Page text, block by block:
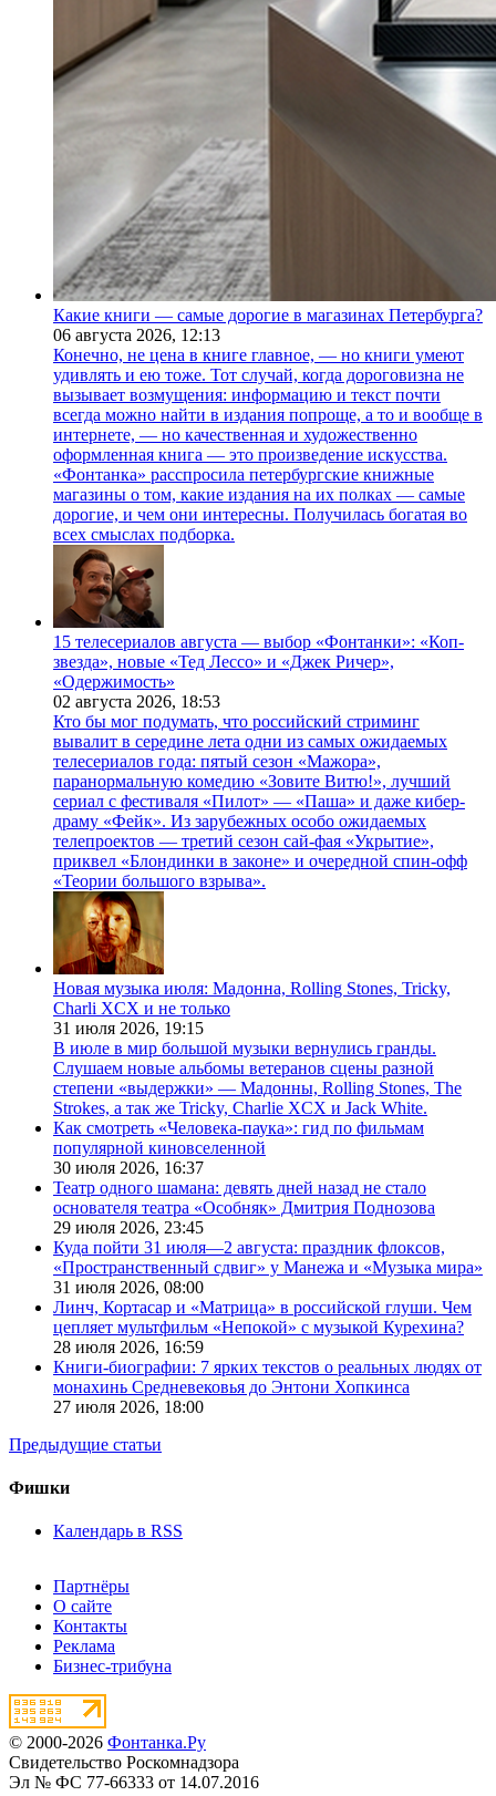
Какие книги — самые дорогие в магазинах Петербурга?
06 августа 2026, 12:13
Конечно, не цена в книге главное, — но книги умеют
удивлять и ею тоже. Тот случай, когда дороговизна не
вызывает возмущения: информацию и текст почти
всегда можно найти в издания попроще, а то и вообще в
интернете, — но качественная и художественно
оформленная книга — это произведение искусства.
«Фонтанка» расспросила петербургские книжные
магазины о том, какие издания на их полках — самые
дорогие, и чем они интересны. Получилась богатая во
всех смыслах подборка.
15 телесериалов августа — выбор «Фонтанки»: «Коп-
звезда», новые «Тед Лессо» и «Джек Ричер»,
«Одержимость»
02 августа 2026, 18:53
Кто бы мог подумать, что российский стриминг
вывалит в середине лета одни из самых ожидаемых
телесериалов года: пятый сезон «Мажора»,
паранормальную комедию «Зовите Витю!», лучший
сериал с фестиваля «Пилот» — «Паша» и даже кибер-
драму «Фейк». Из зарубежных особо ожидаемых
телепроектов — третий сезон сай-фая «Укрытие»,
приквел «Блондинки в законе» и очередной спин-офф
«Теории большого взрыва».
Новая музыка июля: Мадонна, Rolling Stones, Tricky,
Charli XCX и не только
31 июля 2026, 19:15
В июле в мир большой музыки вернулись гранды.
Слушаем новые альбомы ветеранов сцены разной
степени «выдержки» — Мадонны, Rolling Stones, The
Strokes, а так же Tricky, Charlie XCX и Jack White.
Как смотреть «Человека-паука»: гид по фильмам
популярной киновселенной
30 июля 2026, 16:37
Театр одного шамана: девять дней назад не стало
основателя театра «Особняк» Дмитрия Поднозова
29 июля 2026, 23:45
Куда пойти 31 июля—2 августа: праздник флоксов,
«Пространственный сдвиг» у Манежа и «Музыка мира»
31 июля 2026, 08:00
Линч, Кортасар и «Матрица» в российской глуши. Чем
цепляет мультфильм «Непокой» с музыкой Курехина?
28 июля 2026, 16:59
Книги-биографии: 7 ярких текстов о реальных людях от
монахинь Средневековья до Энтони Хопкинса
27 июля 2026, 18:00
Предыдущие статьи
Фишки
Календарь в RSS
Партнёры
О сайте
Контакты
Реклама
Бизнес-трибуна
© 2000-2026 Фонтанка.Ру
Свидетельство Роскомнадзора
Эл № ФС 77-66333 от 14.07.2016